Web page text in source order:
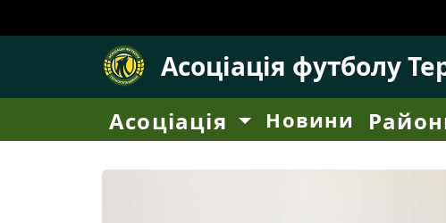
Асоціація футболу
Асоціація Новини